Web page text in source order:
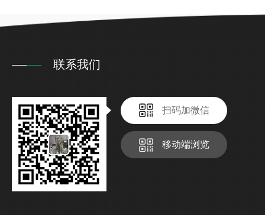
联系我们
扫码加微信
移动端浏览